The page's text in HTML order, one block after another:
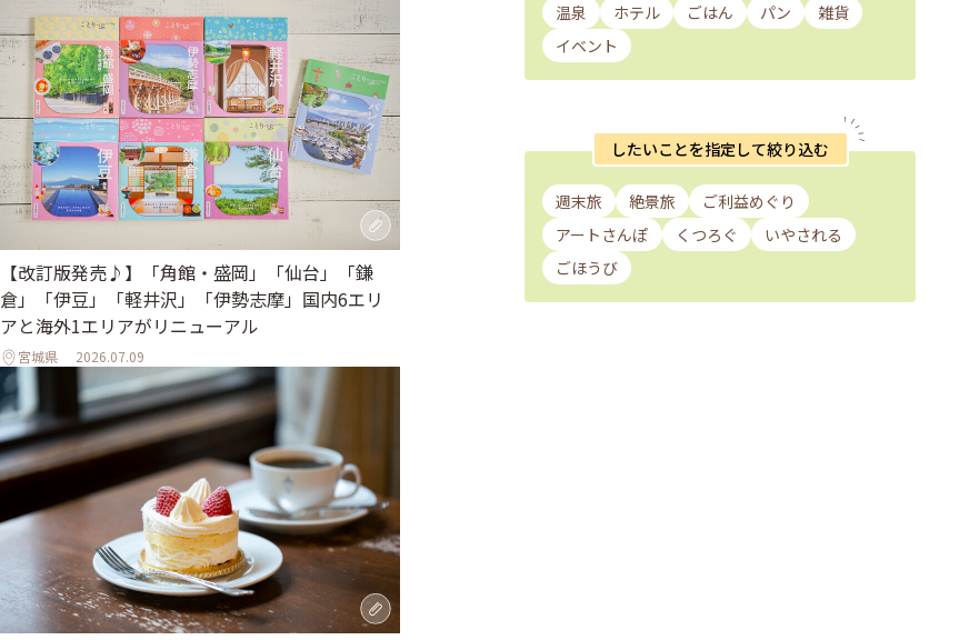
【改訂版発売♪】「角館・盛岡」「仙台」「鎌
倉」「伊豆」「軽井沢」「伊勢志摩」国内6エリ
アと海外1エリアがリニューアル
宮城県 2026.07.09
温泉
ホテル ごはん パン
雑貨
イベント
したいことを指定して絞り込む
週末旅 絶景旅
ご利益めぐり
アートさんぽ
くつろぐ
いやされる
ごほうび